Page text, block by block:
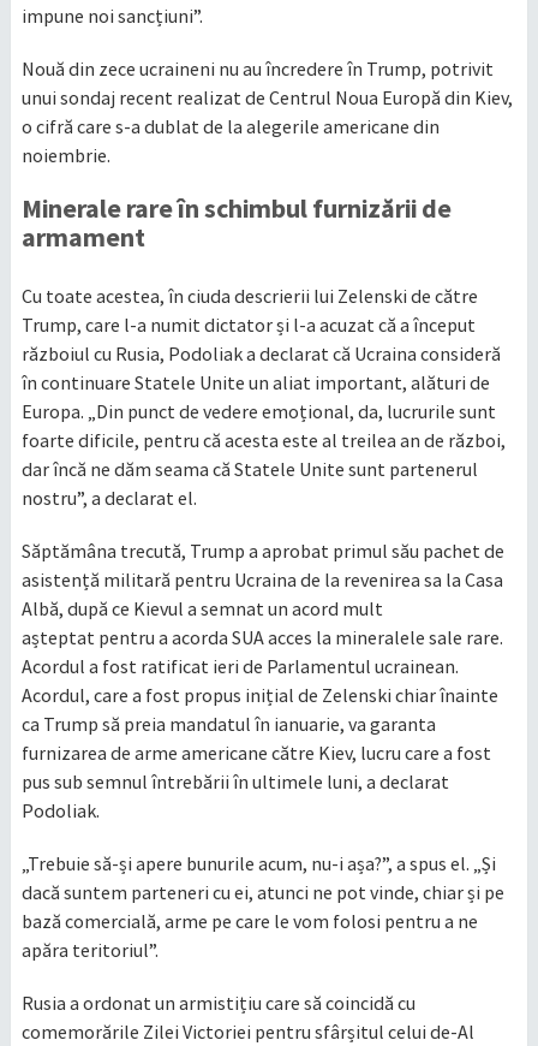
impune noi sancțiuni”.
Nouă din zece ucraineni nu au încredere în Trump, potrivit
unui sondaj recent realizat de Centrul Noua Europă din Kiev,
o cifră care s-a dublat de la alegerile americane din
noiembrie.
Minerale rare în schimbul furnizării de
armament
Cu toate acestea, în ciuda descrierii lui Zelenski de către
Trump, care l-a numit dictator și l-a acuzat că a început
războiul cu Rusia, Podoliak a declarat că Ucraina consideră
în continuare Statele Unite un aliat important, alături de
Europa. „Din punct de vedere emoțional, da, lucrurile sunt
foarte dificile, pentru că acesta este al treilea an de război,
dar încă ne dăm seama că Statele Unite sunt partenerul
nostru”, a declarat el.
Săptămâna trecută, Trump a aprobat primul său pachet de
asistență militară pentru Ucraina de la revenirea sa la Casa
Albă, după ce Kievul a semnat un acord mult
așteptat pentru a acorda SUA acces la mineralele sale rare.
Acordul a fost ratificat ieri de Parlamentul ucrainean.
Acordul, care a fost propus inițial de Zelenski chiar înainte
ca Trump să preia mandatul în ianuarie, va garanta
furnizarea de arme americane către Kiev, lucru care a fost
pus sub semnul întrebării în ultimele luni, a declarat
Podoliak.
„Trebuie să-și apere bunurile acum, nu-i așa?”, a spus el. „Și
dacă suntem parteneri cu ei, atunci ne pot vinde, chiar și pe
bază comercială, arme pe care le vom folosi pentru a ne
apăra teritoriul”.
Rusia a ordonat un armistițiu care să coincidă cu
comemorările Zilei Victoriei pentru sfârșitul celui de-Al